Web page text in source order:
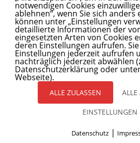
notwendigen Cookies
ablehnen“, wenn Sie sich anders
können unter „Einstellungen
detaillierte Informationen der
eingesetzten Arten von Cookies
deren Einstellungen aufrufen.
Einstellungen jederzeit aufrufen
nachträglich jederzeit abwählen
Datenschutzerklärung oder
Webseite).
ALLE ZULASSEN ALLE
EINSTELLUNGEN
Datenschutz |